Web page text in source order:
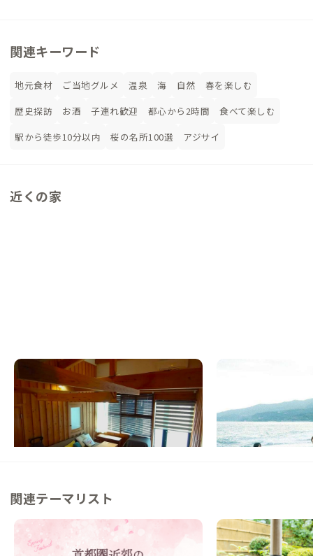
関連キーワード
地元食材 ご当地グルメ 温泉 海 自然
春を楽しむ
歴史探訪
お酒 子連れ歓迎 都心から2時間
食べて楽しむ
駅から徒歩10分以内
桜の名所100選 アジサイ
近くの家
小田原E邸
神奈川県 シェアハウス
【東京駅から60分】自然素材が創る、優し
い空気の中で過ごすシェアハウス
この家からの距離 2km
【まるっと貸切専用
るまちごとゲストハ
この家からの距離 2km
関連テーマリスト